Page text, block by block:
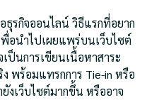
รกิจออนไลน์ วิธีแรกที่อยาก
อนำไปเผยแพร่บนเว็บไซต์
ป็นการเขียนเนื้อหาสาระ
พร้อมแทรกการ Tie-in หรือ
งเว็บไซต์มากขึ้น หรืออาจ